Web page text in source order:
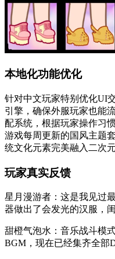
本地化功能优化
针对中文玩家特别优化UI
引擎，确保外服玩家也能
配系统，根据玩家操作习
游戏每周更新的国风主题
统文化元素完美融入二次元
玩家真实反馈
星月漫游者：这是我见过
器做出了会发光的汉服，
甜橙气泡水：音乐战斗模
BGM，现在已经集齐全部